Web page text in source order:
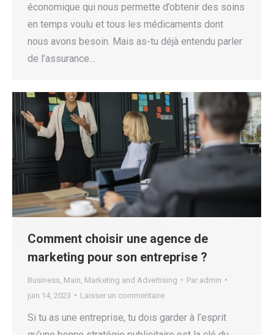
économique qui nous permette d’obtenir des soins
en temps voulu et tous les médicaments dont
nous avons besoin. Mais as-tu déjà entendu parler
de l’assurance…
Comment choisir une agence de
marketing pour son entreprise ?
Business Main Marketing and Advertising Par admin
juin 14, 2023
Laisser un commentaire
Si tu as une entreprise, tu dois garder à l’esprit